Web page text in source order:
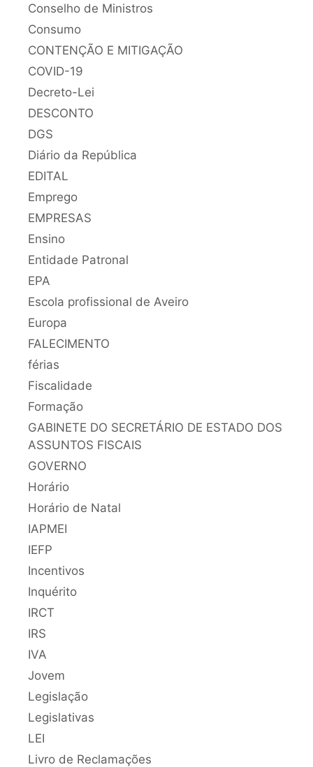
Conselho de Ministros
Consumo
CONTENÇÃO E MITIGAÇÃO
COVID-19
Decreto-Lei
DESCONTO
DGS
Diário da República
EDITAL
Emprego
EMPRESAS
Ensino
Entidade Patronal
EPA
Escola profissional de Aveiro
Europa
FALECIMENTO
férias
Fiscalidade
Formação
GABINETE DO SECRETÁRIO DE ESTADO DOS
ASSUNTOS FISCAIS
GOVERNO
Horário
Horário de Natal
IAPMEI
IEFP
Incentivos
Inquérito
IRCT
IRS
IVA
Jovem
Legislação
Legislativas
LEI
Livro de Reclamações